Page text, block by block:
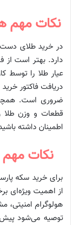
نکات مهم
در خرید طلای
دارد. بهتر است از
عیار طلا را توسط
دریافت فاکتور
ضروری است.
قطعات و وزن طلا
اطمینان داشته
نکات
برای خرید سکه
از اهمیت ویژه‌ای
هولوگرام امنیتی،